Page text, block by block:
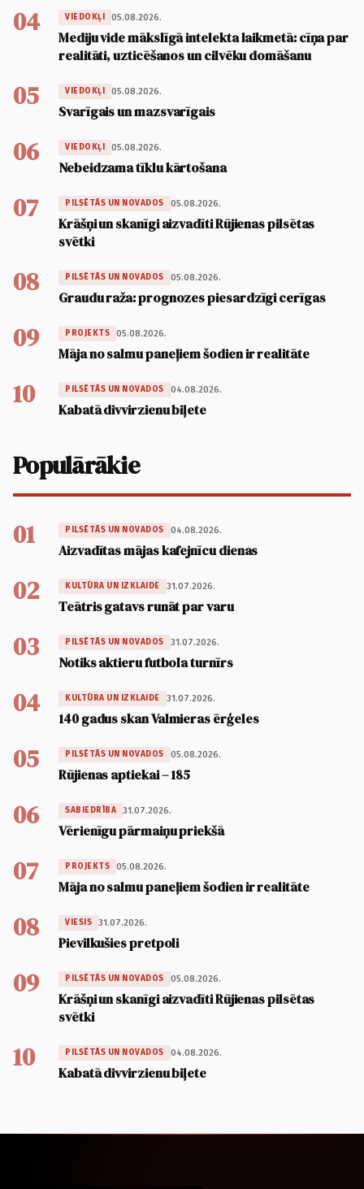
04 VIEDOKĻI 05.08.2026.
Mediju vide mākslīgā intelekta laikmetā: cīņa par
realitāti, uzticēšanos un cilvēku domāšanu
05 VIEDOKĻI 05.08.2026.
Svarīgais un mazsvarīgais
06 VIEDOKĻI 05.08.2026.
Nebeidzama tīklu kārtošana
07 PILSĒTĀS UN NOVADOS 05.08.2026.
Krāšņi un skanīgi aizvadīti Rūjienas pilsētas
svētki
08 PILSĒTĀS UN NOVADOS 05.08.2026.
Graudu raža: prognozes piesardzīgi cerīgas
09 PROJEKTS 05.08.2026.
Māja no salmu paneļiem šodien ir realitāte
10 PILSĒTĀS UN NOVADOS 04.08.2026.
Kabatā divvirzienu biļete
Populārākie
01 PILSĒTĀS UN NOVADOS 04.08.2026.
Aizvadītas mājas kafejnīcu dienas
02 KULTŪRA UN IZKLAIDE 31.07.2026.
Teātris gatavs runāt par varu
03 PILSĒTĀS UN NOVADOS 31.07.2026.
Notiks aktieru futbola turnīrs
04 KULTŪRA UN IZKLAIDE 31.07.2026.
140 gadus skan Valmieras ērģeles
05 PILSĒTĀS UN NOVADOS 05.08.2026.
Rūjienas aptiekai – 185
06 SABIEDRĪBA 31.07.2026.
Vērienīgu pārmaiņu priekšā
07 PROJEKTS 05.08.2026.
Māja no salmu paneļiem šodien ir realitāte
08 VIESIS 31.07.2026.
Pievilkušies pretpoli
09 PILSĒTĀS UN NOVADOS 05.08.2026.
Krāšņi un skanīgi aizvadīti Rūjienas pilsētas
svētki
10 PILSĒTĀS UN NOVADOS 04.08.2026.
Kabatā divvirzienu biļete